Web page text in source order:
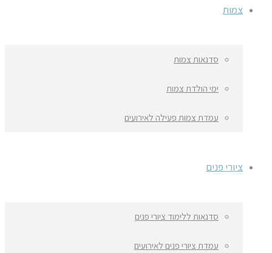
צמות
סדנאות צמות
ימי הולדת צמות
עמדת צמות פעילה לאירועים
ציורי פנים
סדנאות ללימוד ציורי פנים
עמדת ציורי פנים לאירועים